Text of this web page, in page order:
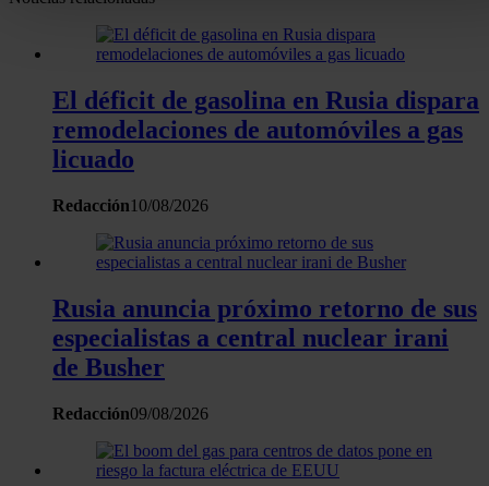
personales y establezca sus preferencias en la
sección de
momento en la Declaración de cookies.
Las cookies de este sitio web se usan para personalizar el
contenido y los anuncios, ofrecer funciones de redes
analizar el tráfico. Además, compartimos información sobre
sociales, publicidad y análisis web, quienes pueden
recopilado a partir del uso que haya hecho de sus servicios.
El déficit de gasolina en Rusia dispara
remodelaciones de automóviles a gas
licuado
Redacción10/08/2026
Rusia anuncia próximo retorno de sus
especialistas a central nuclear irani
de Busher
Redacción09/08/2026